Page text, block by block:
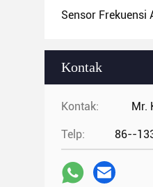
Sensor Frekuensi
Kontak
Kontak: Mr.
Telp: 86--